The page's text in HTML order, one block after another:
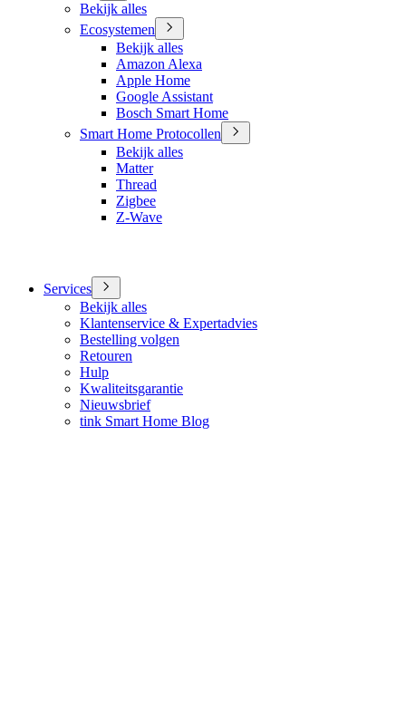
Bekijk alles
Ecosystemen
Bekijk alles
Amazon Alexa
Apple Home
Google Assistant
Bosch Smart Home
Smart Home Protocollen
Bekijk alles
Matter
Thread
Zigbee
Z-Wave
Services
Bekijk alles
Klantenservice & Expertadvies
Bestelling volgen
Retouren
Hulp
Kwaliteitsgarantie
Nieuwsbrief
tink Smart Home Blog